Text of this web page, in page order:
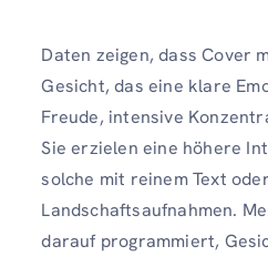
Daten zeigen, dass Cover
Gesicht, das eine klare
Freude, intensive
Sie erzielen eine höhere
solche mit reinem Text oder
Landschaftsaufnahmen.
darauf programmiert,